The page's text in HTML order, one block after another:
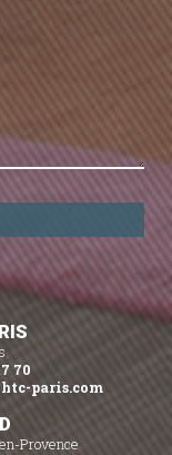
70
paris.com
Provence